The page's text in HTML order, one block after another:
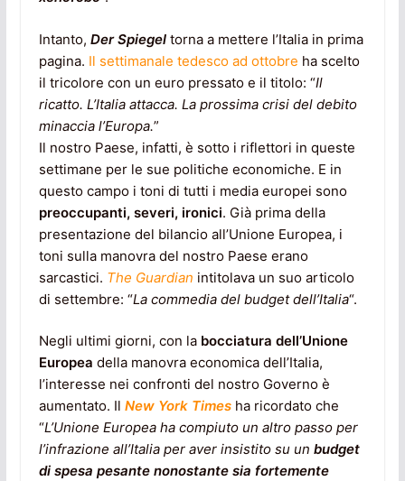
Intanto, Der Spiegeltorna a mettere l’Italia in prima
pagina. Il settimanale tedesco ad ottobre ha scelto
il tricolore con un euro pressato e il titolo: “Il
ricatto. L’Italia attacca. La prossima crisi del debito
minaccia l’Europa.”
Il nostro Paese, infatti, è sotto i riflettori in queste
settimane per le sue politiche economiche. E in
questo campo i toni di tutti i media europei sono
preoccupanti, severi, ironici. Già prima della
presentazione del bilancio all’Unione Europea, i
toni sulla manovra del nostro Paese erano
sarcastici. The Guardian intitolava un suo articolo
di settembre: “La commedia del budget dell’Italia“.
Negli ultimi giorni, con labocciatura dell’Unione
Europea della manovra economica dell’Italia,
l’interesse nei confronti del nostro Governo è
aumentato. Il New York Timesha ricordato che
“L’Unione Europea ha compiuto un altro passo per
l’infrazione all’Italia per aver insistito su un budget
di spesa pesante nonostante sia fortemente